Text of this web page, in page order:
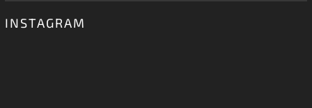
INSTAGRAM